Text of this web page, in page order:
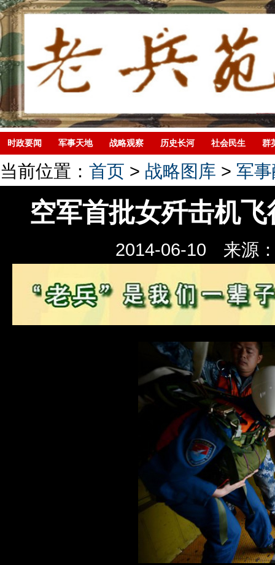
时政要闻 军事天地 战略观察 历史长河 社会民生 群
当前位置： 首页 > 战略图库 > 军
空军首批女歼击机
2014-06-10 来源